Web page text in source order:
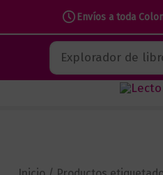
Envíos a toda
contenido
Buscar